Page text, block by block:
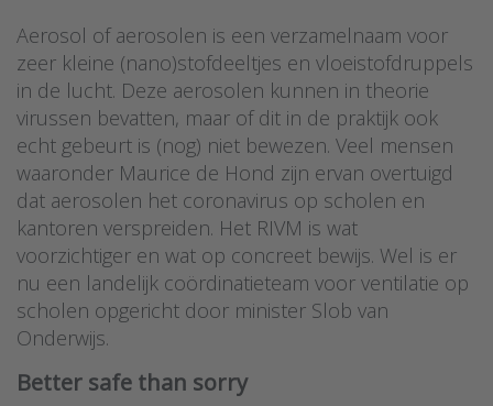
Aerosol of aerosolen is een verzamelnaam voor
zeer kleine (nano)stofdeeltjes en vloeistofdruppels
in de lucht. Deze aerosolen kunnen in theorie
virussen bevatten, maar of dit in de praktijk ook
echt gebeurt is (nog) niet bewezen. Veel mensen
waaronder Maurice de Hond zijn ervan overtuigd
dat aerosolen het coronavirus op scholen en
kantoren verspreiden. Het RIVM is wat
voorzichtiger en wat op concreet bewijs. Wel is er
nu een landelijk coördinatieteam voor ventilatie op
scholen opgericht door minister Slob van
Onderwijs.
Better safe than sorry